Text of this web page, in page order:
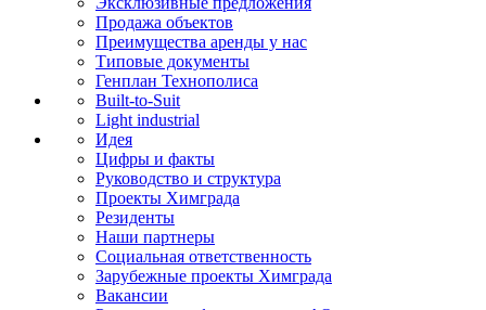
Продажа объектов
Преимущества аренды у нас
Типовые документы
Генплан Технополиса
Built-to-Suit
Light industrial
Идея
Цифры и факты
Руководство и структура
Проекты Химграда
Резиденты
Наши партнеры
Социальная ответственность
Зарубежные проекты Химграда
Вакансии